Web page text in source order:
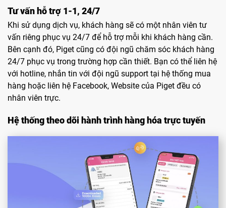
Tư vấn hỗ trợ 1-1, 24/7
Khi sử dụng dịch vụ, khách hàng sẽ có một nhân viên tư
vấn riêng phục vụ 24/7 để hỗ trợ mỗi khi khách hàng cần.
Bên cạnh đó, Piget cũng có đội ngũ chăm sóc khách hàng
24/7 phục vụ trong trường hợp cần thiết. Bạn có thể liên hệ
với hotline, nhắn tin với đội ngũ support tại hệ thống mua
hàng hoặc liên hệ Facebook, Website của Piget đều có
nhân viên trực.
Hệ thống theo dõi hành trình hàng hóa trực tuyến